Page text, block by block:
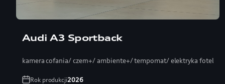
Audi A3 Sportback
kamera cofania/ czern+/ ambiente+/ tempomat/ elektryka fotel
Rok produkcji2026